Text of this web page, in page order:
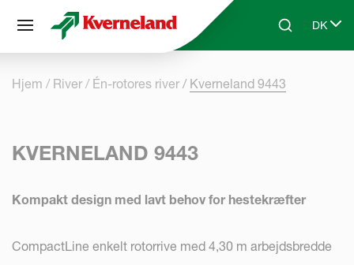
Skip to main contentSearchDK
Select
Hjem River Én-rotores river Kverneland 9443
KVERNELAND 9443
Kompakt design med lavt behov for hestekræfter
CompactLine enkelt rotorrive med 4,30 m arbejdsbredde
CCookie-styringspanel